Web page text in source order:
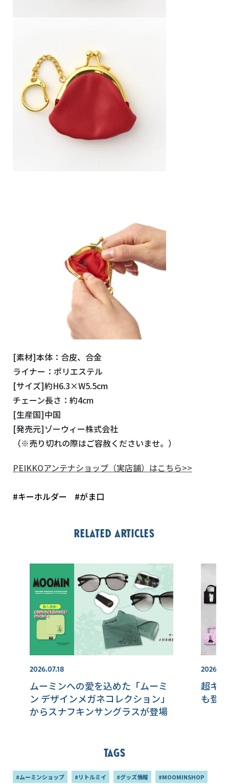
[素材]本体：合皮、合金
ライナー：ポリエステル
[サイズ]約H6.3×W5.5cm
チェーン長さ：約4cm
[生産国]中国
[発売元]ゾーウィー株式会社
（※売り切れの際はご容赦くださいませ。）
PEIKKOアンテナショップ（実店舗）はこちら>>
#キーホルダー #がま口
Related articles
2026.07.18
ムーミンへの愛を込めた「ムーミ
ン デザインメガネコレクション」
からスナフキンサングラスが登場
超キ
も登
Tags
#ムーミンショップ #リトルミイ #グッズ情報
#MOOMINSHOP